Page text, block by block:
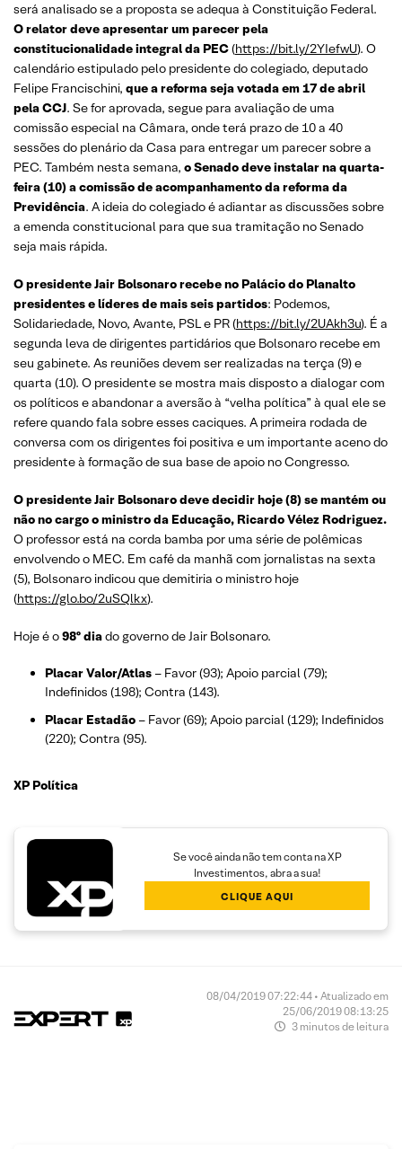
será analisado se a proposta se adequa à Constituição Federal.
O relator deve apresentar um parecer pela
constitucionalidade integral da PEC(https://bit.ly/2YIefwU). O
calendário estipulado pelo presidente do colegiado, deputado
Felipe Francischini, que a reforma seja votada em 17 de abril
pela CCJ. Se for aprovada, segue para avaliação de uma
comissão especial na Câmara, onde terá prazo de 10 a 40
sessões do plenário da Casa para entregar um parecer sobre a
PEC. Também nesta semana, o Senado deve instalar na quarta-
feira (10) a comissão de acompanhamento da reforma da
Previdência. A ideia do colegiado é adiantar as discussões sobre
a emenda constitucional para que sua tramitação no Senado
seja mais rápida.
O presidente Jair Bolsonaro recebe no Palácio do Planalto
presidentes e líderes de mais seis partidos: Podemos,
Solidariedade, Novo, Avante, PSL e PR (https://bit.ly/2UAkh3u). É a
segunda leva de dirigentes partidários que Bolsonaro recebe em
seu gabinete. As reuniões devem ser realizadas na terça (9) e
quarta (10). O presidente se mostra mais disposto a dialogar com
os políticos e abandonar a aversão à “velha política” à qual ele se
refere quando fala sobre esses caciques. A primeira rodada de
conversa com os dirigentes foi positiva e um importante aceno do
presidente à formação de sua base de apoio no Congresso.
O presidente Jair Bolsonaro deve decidir hoje (8) se mantém ou
não no cargo o ministro da Educação, Ricardo Vélez Rodriguez.
O professor está na corda bamba por uma série de polêmicas
envolvendo o MEC. Em café da manhã com jornalistas na sexta
(5), Bolsonaro indicou que demitiria o ministro hoje
(https://glo.bo/2uSQlkx).
Hoje é o98º diado governo de Jair Bolsonaro.
Placar Valor/Atlas – Favor (93); Apoio parcial (79);
Indefinidos (198); Contra (143).
Placar Estadão – Favor (69); Apoio parcial (129); Indefinidos
(220); Contra (95).
XP Política
Se você ainda não tem conta na XP
Investimentos, abra a sua!
CLIQUE AQUI
08/04/2019 07:22:44 • Atualizado em
25/06/2019 08:13:25
3 minutos de leitura